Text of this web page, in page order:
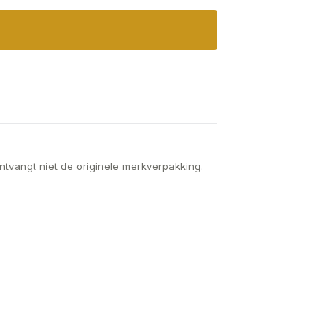
niet de originele merkverpakking.